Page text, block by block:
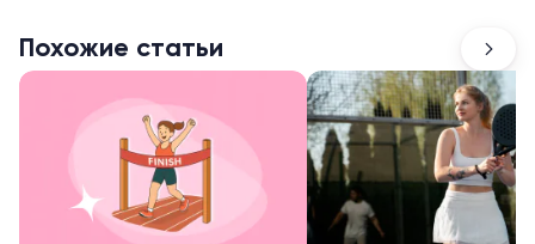
Похожие статьи